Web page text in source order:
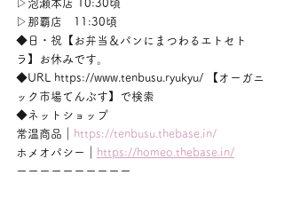
▷泡瀬本店 10:30頃
▷那覇店　11:30頃
◆日・祝【お弁当＆パンにまつわるエトセト
ラ】お休みです。
◆URL https://www.tenbusu.ryukyu/ 【オーガニ
ック市場てんぶす】で検索
◆ネットショップ
常温商品｜
https://tenbusu.thebase.in/
ホメオパシー｜
https://homeo.thebase.in/
ーーーーーーーーーー